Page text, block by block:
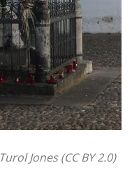
Turol Jones (CC BY 2.0)